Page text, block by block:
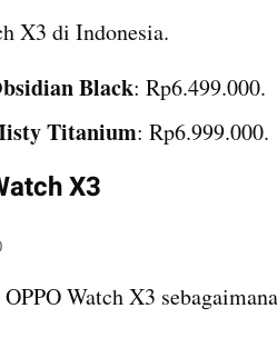
X3 di Indonesia.
Black: Rp6.499.000.
Titanium: Rp6.999.000.
X3
OPPO Watch X3